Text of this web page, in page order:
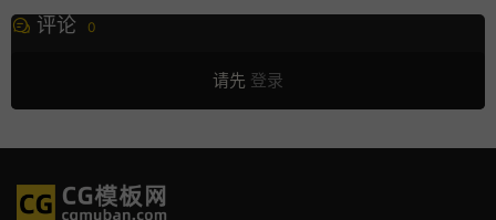
评论 0
请先 登录